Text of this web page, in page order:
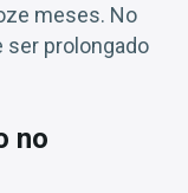
meses. No
ser prolongado
no